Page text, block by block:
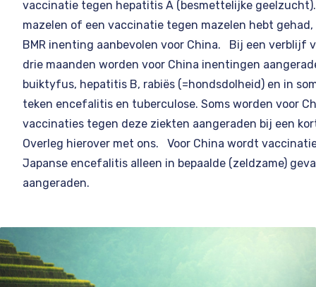
vaccinatie tegen hepatitis A (besmettelijke
mazelen of een vaccinatie tegen mazelen hebt
BMR inenting aanbevolen voor China. Bij een verblijf
drie maanden worden voor China inentingen
buiktyfus, hepatitis B, rabiës (=hondsdolheid) en in
teken encefalitis en tuberculose. Soms worden voor
vaccinaties tegen deze ziekten aangeraden bij een
Overleg hierover met ons. Voor China wordt
Japanse encefalitis alleen in bepaalde (zeldzame)
aangeraden.